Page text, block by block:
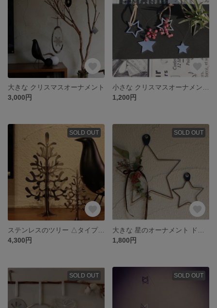
大きな クリスマスオーナメント
3,000円
1,200円
SOLD OUT
ステンレスのツリー △タイプ 大きいサイズ
4,300円
SOLD OUT
1,800円
SOLD OUT SOLD OUT